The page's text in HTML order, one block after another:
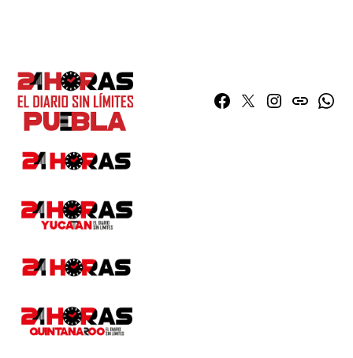
Facebook
TwitterInstagram
issuu